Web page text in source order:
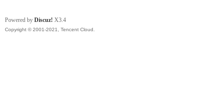
Powered by Discuz! X3.4
Copyright © 2001-2021, Tencent Cloud.